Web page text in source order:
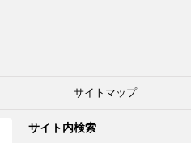
サイトマップ
サイト内検索